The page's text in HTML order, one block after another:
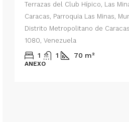
Terrazas del Club Hípico, Las
Caracas, Parroquia Las Minas,
Distrito Metropolitano de
1080, Venezuela
1 1 70 m²
ANEXO